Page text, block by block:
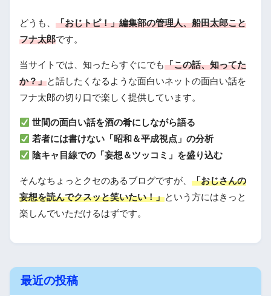
どうも、 「おじトピ！」編集部の管理人、船田太郎こと
フナ太郎です。
当サイトでは、知ったらすぐにでも「この話、知ってた
か？」と話したくなるような面白いネットの面白い話を
フナ太郎の切り口で楽しく提供しています。
世間の面白い話を酒の肴にしながら語る
若者には書けない「昭和＆平成視点」の分析
陰キャ目線での「妄想＆ツッコミ」を盛り込む
そんなちょっとクセのあるブログですが、 「おじさんの
妄想を読んでクスッと笑いたい！」という方にはきっと
楽しんでいただけるはずです。
最近の投稿